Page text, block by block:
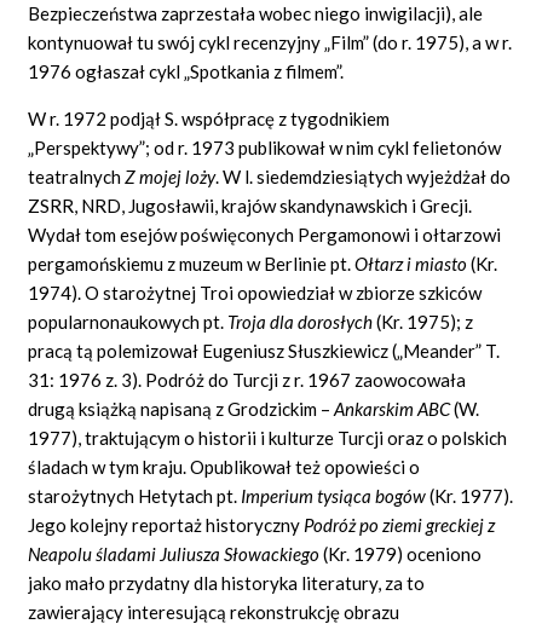
Bezpieczeństwa zaprzestała wobec niego inwigilacji), ale
kontynuował tu swój cykl recenzyjny „Film” (do r. 1975), a w r.
1976 ogłaszał cykl „Spotkania z filmem”.
W r. 1972 podjął S. współpracę z tygodnikiem
„Perspektywy”; od r. 1973 publikował w nim cykl felietonów
teatralnychZ mojej loży. W l. siedemdziesiątych wyjeżdżał do
ZSRR, NRD, Jugosławii, krajów skandynawskich i Grecji.
Wydał tom esejów poświęconych Pergamonowi i ołtarzowi
pergamońskiemu z muzeum w Berlinie pt.Ołtarz i miasto(Kr.
1974). O starożytnej Troi opowiedział w zbiorze szkiców
popularnonaukowych pt. Troja dla dorosłych(Kr. 1975); z
pracą tą polemizował Eugeniusz Słuszkiewicz („Meander” T.
31: 1976 z. 3). Podróż do Turcji z r. 1967 zaowocowała
drugą książką napisaną z Grodzickim –Ankarskim ABC(W.
1977), traktującym o historii i kulturze Turcji oraz o polskich
śladach w tym kraju. Opublikował też opowieści o
starożytnych Hetytach pt. Imperium tysiąca bogów(Kr. 1977).
Jego kolejny reportaż historyczny Podróż po ziemi greckiej z
Neapolu śladami Juliusza Słowackiego(Kr. 1979) oceniono
jako mało przydatny dla historyka literatury, za to
zawierający interesującą rekonstrukcję obrazu